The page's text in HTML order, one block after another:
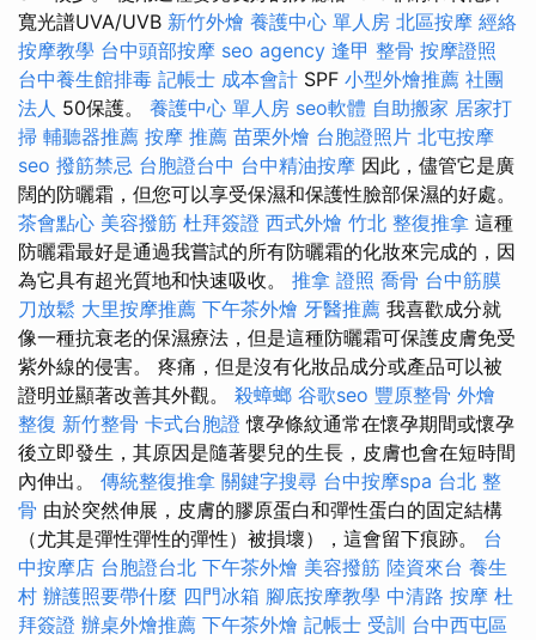
寬光譜UVA/UVB 新竹外燴 養護中心 單人房 北區按摩 經絡
按摩教學 台中頭部按摩 seo agency 逢甲 整骨 按摩證照
台中養生館排毒 記帳士 成本會計 SPF 小型外燴推薦 社團
法人 50保護。 養護中心 單人房 seo軟體 自助搬家 居家打
掃 輔聽器推薦 按摩 推薦 苗栗外燴 台胞證照片 北屯按摩
seo 撥筋禁忌 台胞證台中 台中精油按摩 因此，儘管它是廣
闊的防曬霜，但您可以享受保濕和保護性臉部保濕的好處。
茶會點心 美容撥筋 杜拜簽證 西式外燴 竹北 整復推拿 這種
防曬霜最好是通過我嘗試的所有防曬霜的化妝來完成的，因
為它具有超光質地和快速吸收。 推拿 證照 喬骨 台中筋膜
刀放鬆 大里按摩推薦 下午茶外燴 牙醫推薦 我喜歡成分就
像一種抗衰老的保濕療法，但是這種防曬霜可保護皮膚免受
紫外線的侵害。 疼痛，但是沒有化妝品成分或產品可以被
證明並顯著改善其外觀。 殺蟑螂 谷歌seo 豐原整骨 外燴
整復 新竹整骨 卡式台胞證 懷孕條紋通常在懷孕期間或懷孕
後立即發生，其原因是隨著嬰兒的生長，皮膚也會在短時間
內伸出。 傳統整復推拿 關鍵字搜尋 台中按摩spa 台北 整
骨 由於突然伸展，皮膚的膠原蛋白和彈性蛋白的固定結構
（尤其是彈性彈性的彈性）被損壞），這會留下痕跡。 台
中按摩店 台胞證台北 下午茶外燴 美容撥筋 陸資來台 養生
村 辦護照要帶什麼 四門冰箱 腳底按摩教學 中清路 按摩 杜
拜簽證 辦桌外燴推薦 下午茶外燴 記帳士 受訓 台中西屯區